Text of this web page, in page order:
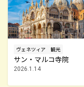
ヴェネツィア 観光
サン・マルコ寺院
2026.1.14